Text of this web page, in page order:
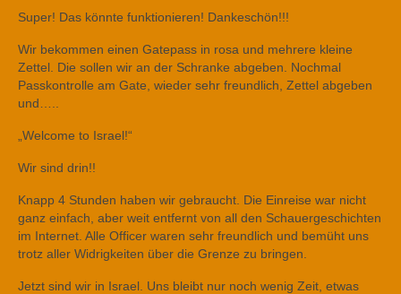
Super! Das könnte funktionieren! Dankeschön!!!
Wir bekommen einen Gatepass in rosa und mehrere kleine
Zettel. Die sollen wir an der Schranke abgeben. Nochmal
Passkontrolle am Gate, wieder sehr freundlich, Zettel abgeben
und…..
„Welcome to Israel!“
Wir sind drin!!
Knapp 4 Stunden haben wir gebraucht. Die Einreise war nicht
ganz einfach, aber weit entfernt von all den Schauergeschichten
im Internet. Alle Officer waren sehr freundlich und bemüht uns
trotz aller Widrigkeiten über die Grenze zu bringen.
Jetzt sind wir in Israel. Uns bleibt nur noch wenig Zeit, etwas